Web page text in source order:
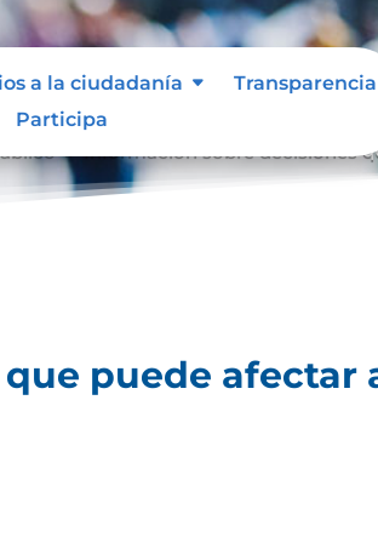
a la ciudadanía
Transparencia
Participa
Información sobre decisiones
puede afectar